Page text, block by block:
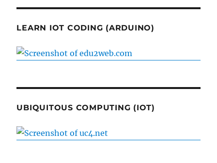
LEARN IOT CODING (ARDUINO)
UBIQUITOUS COMPUTING (IOT)